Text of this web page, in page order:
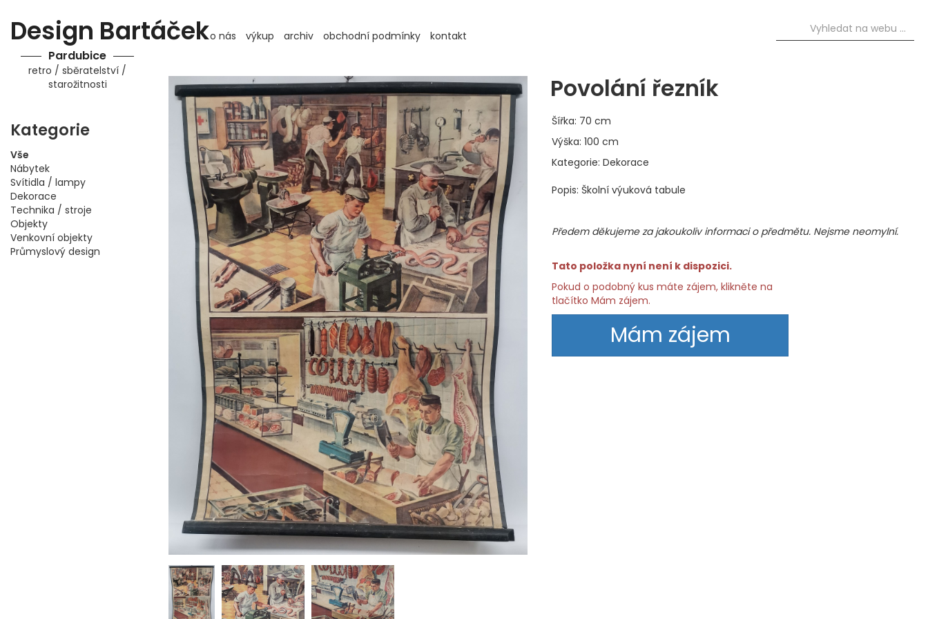
Design Bartáček
Pardubice
retro / sběratelství /
starožitnosti
Kategorie
Vše
Nábytek
Svítidla / lampy
Dekorace
Technika / stroje
Objekty
Venkovní objekty
Průmyslový design
o nás výkup archiv obchodní podmínky kontakt
Povolání řezník
Šířka: 70 cm
Výška: 100 cm
Kategorie: Dekorace
Popis: Školní výuková tabule
Předem děkujeme za jakoukoliv informaci o předmětu. Nejsme neomylní.
Tato položka nyní není k dispozici.
Pokud o podobný kus máte zájem, klikněte na
tlačítko Mám zájem.
Mám zájem